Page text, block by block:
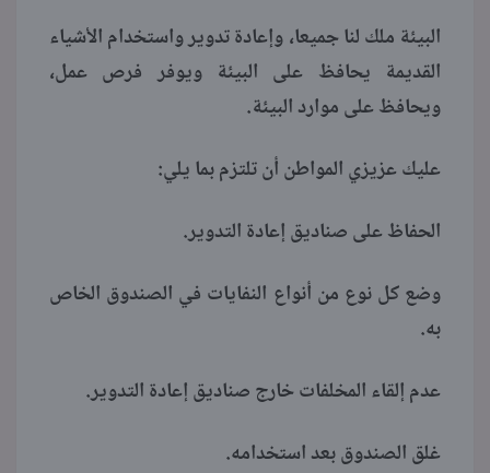
البيئة ملك لنا جميعا، وإعادة تدوير واستخدام الأشياء
القديمة يحافظ على البيئة ويوفر فرص عمل،
ويحافظ على موارد البيئة.
عليك عزيزي المواطن أن تلتزم بما يلي:
الحفاظ على صناديق إعادة التدوير.
وضع كل نوع من أنواع النفايات في الصندوق الخاص
به.
عدم إلقاء المخلفات خارج صناديق إعادة التدوير.
غلق الصندوق بعد استخدامه.